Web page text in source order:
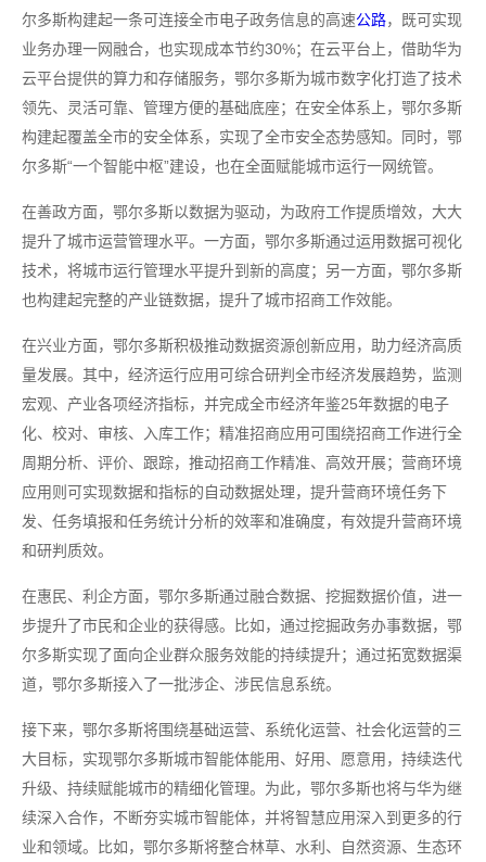
尔多斯构建起一条可连接全市电子政务信息的高速公路，既可实现
业务办理一网融合，也实现成本节约30%；在云平台上，借助华为
云平台提供的算力和存储服务，鄂尔多斯为城市数字化打造了技术
领先、灵活可靠、管理方便的基础底座；在安全体系上，鄂尔多斯
构建起覆盖全市的安全体系，实现了全市安全态势感知。同时，鄂
尔多斯“一个智能中枢”建设，也在全面赋能城市运行一网统管。
在善政方面，鄂尔多斯以数据为驱动，为政府工作提质增效，大大
提升了城市运营管理水平。一方面，鄂尔多斯通过运用数据可视化
技术，将城市运行管理水平提升到新的高度；另一方面，鄂尔多斯
也构建起完整的产业链数据，提升了城市招商工作效能。
在兴业方面，鄂尔多斯积极推动数据资源创新应用，助力经济高质
量发展。其中，经济运行应用可综合研判全市经济发展趋势，监测
宏观、产业各项经济指标，并完成全市经济年鉴25年数据的电子
化、校对、审核、入库工作；精准招商应用可围绕招商工作进行全
周期分析、评价、跟踪，推动招商工作精准、高效开展；营商环境
应用则可实现数据和指标的自动数据处理，提升营商环境任务下
发、任务填报和任务统计分析的效率和准确度，有效提升营商环境
和研判质效。
在惠民、利企方面，鄂尔多斯通过融合数据、挖掘数据价值，进一
步提升了市民和企业的获得感。比如，通过挖掘政务办事数据，鄂
尔多斯实现了面向企业群众服务效能的持续提升；通过拓宽数据渠
道，鄂尔多斯接入了一批涉企、涉民信息系统。
接下来，鄂尔多斯将围绕基础运营、系统化运营、社会化运营的三
大目标，实现鄂尔多斯城市智能体能用、好用、愿意用，持续迭代
升级、持续赋能城市的精细化管理。为此，鄂尔多斯也将与华为继
续深入合作，不断夯实城市智能体，并将智慧应用深入到更多的行
业和领域。比如，鄂尔多斯将整合林草、水利、自然资源、生态环